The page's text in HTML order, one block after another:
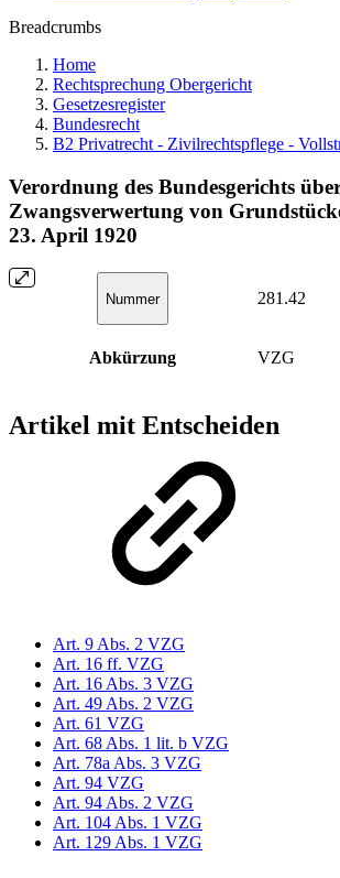
Breadcrumbs
Home
Rechtsprechung Obergericht
Gesetzesregister
Bundesrecht
B2 Privatrecht - Zivilrechtspflege -
Verordnung des Bundesgerichts
Zwangsverwertung von
23. April 1920
Nummer 281.42
Abkürzung VZG
Artikel mit Entscheiden
Art. 9 Abs. 2 VZG
Art. 16 ff. VZG
Art. 16 Abs. 3 VZG
Art. 49 Abs. 2 VZG
Art. 61 VZG
Art. 68 Abs. 1 lit. b VZG
Art. 78a Abs. 3 VZG
Art. 94 VZG
Art. 94 Abs. 2 VZG
Art. 104 Abs. 1 VZG
Art. 129 Abs. 1 VZG